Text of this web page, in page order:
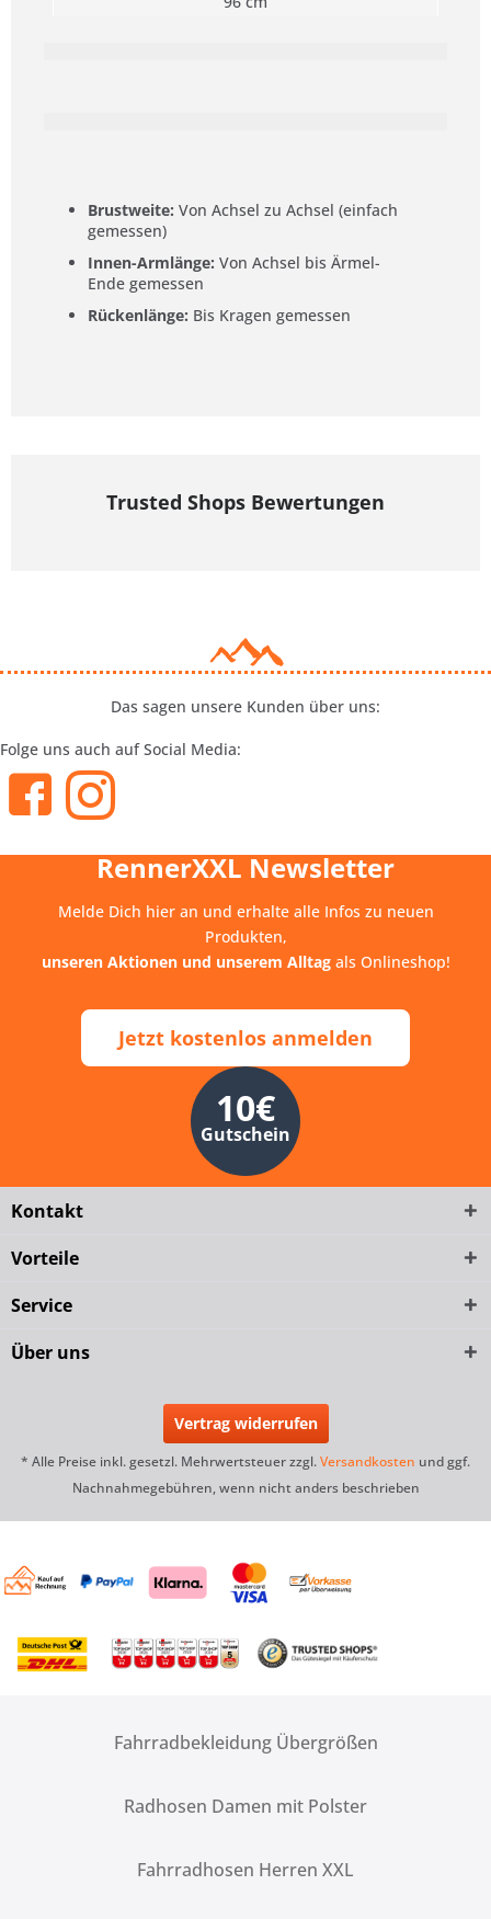
Brustweite: Von Achsel zu Achsel (einfach
gemessen)
Innen-Armlänge: Von Achsel bis Ärmel-
Ende gemessen
Rückenlänge: Bis Kragen gemessen
Trusted Shops Bewertungen
Das sagen unsere Kunden über uns:
Folge uns auch auf Social Media:
RennerXXL Newsletter
Melde Dich hier an und erhalte alle Infos zu neuen
Produkten,
unseren Aktionen und unserem Alltagals Onlineshop!
Jetzt kostenlos anmelden
10€
Gutschein
Kontakt
Vorteile
Service
Über uns
Vertrag widerrufen
* Alle Preise inkl. gesetzl. Mehrwertsteuer zzgl.Versandkosten und ggf.
Nachnahmegebühren, wenn nicht anders beschrieben
Fahrradbekleidung Übergrößen
Radhosen Damen mit Polster
Fahrradhosen Herren XXL